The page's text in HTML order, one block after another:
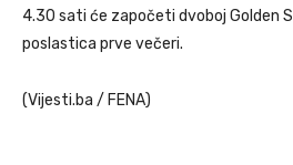
4.30 sati će započeti dvoboj Golden
poslastica prve večeri.
(Vijesti.ba / FENA)